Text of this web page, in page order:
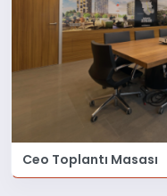
Ceo Toplantı Masası